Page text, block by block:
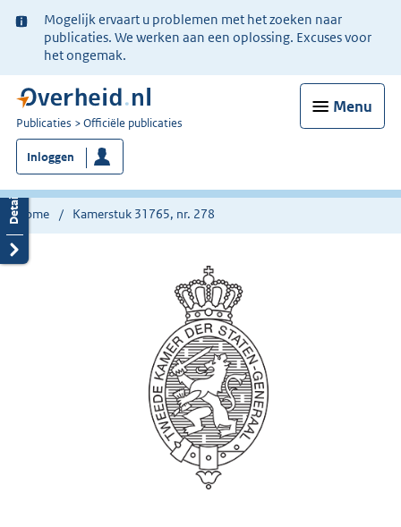
Ter
informatie:
Mogelijk ervaart u problemen met het zoeken naar
publicaties. We werken aan een oplossing. Excuses voor
het ongemak.
Menu
U
bent
nu
hier:
Publicaties Officiële publicaties
Inloggen
Home Kamerstuk 31765, nr. 278